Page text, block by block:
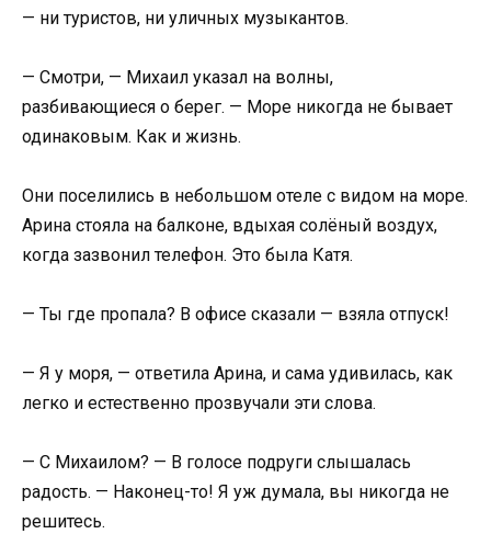
— ни туристов, ни уличных музыкантов.
— Смотри, — Михаил указал на волны,
разбивающиеся о берег. — Море никогда не бывает
одинаковым. Как и жизнь.
Они поселились в небольшом отеле с видом на море.
Арина стояла на балконе, вдыхая солёный воздух,
когда зазвонил телефон. Это была Катя.
— Ты где пропала? В офисе сказали — взяла отпуск!
— Я у моря, — ответила Арина, и сама удивилась, как
легко и естественно прозвучали эти слова.
— С Михаилом? — В голосе подруги слышалась
радость. — Наконец-то! Я уж думала, вы никогда не
решитесь.